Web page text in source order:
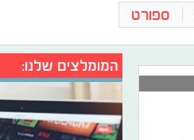
ספורט
המומלצים שלנו: